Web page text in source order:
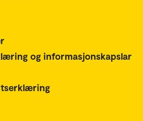
og informasjonskapslar